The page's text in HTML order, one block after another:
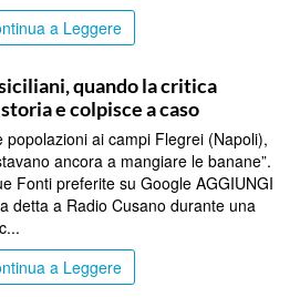
a Leggere
quando la critica
e colpisce a caso
popolazioni ai campi Flegrei (Napoli),
ancora a mangiare le banane”.
Fonti preferite su Google AGGIUNGI
detta a Radio Cusano durante una
a Leggere